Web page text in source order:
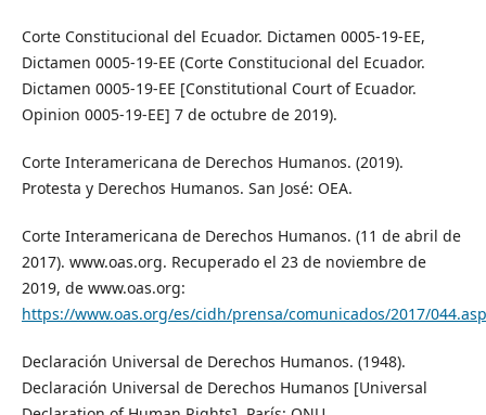
Corte Constitucional del Ecuador. Dictamen 0005-19-EE,
Dictamen 0005-19-EE (Corte Constitucional del Ecuador.
Dictamen 0005-19-EE [Constitutional Court of Ecuador.
Opinion 0005-19-EE] 7 de octubre de 2019).
Corte Interamericana de Derechos Humanos. (2019).
Protesta y Derechos Humanos. San José: OEA.
Corte Interamericana de Derechos Humanos. (11 de abril de
2017). www.oas.org. Recuperado el 23 de noviembre de
2019, de www.oas.org:
https://www.oas.org/es/cidh/prensa/comunicados/2017/044.asp
Declaración Universal de Derechos Humanos. (1948).
Declaración Universal de Derechos Humanos [Universal